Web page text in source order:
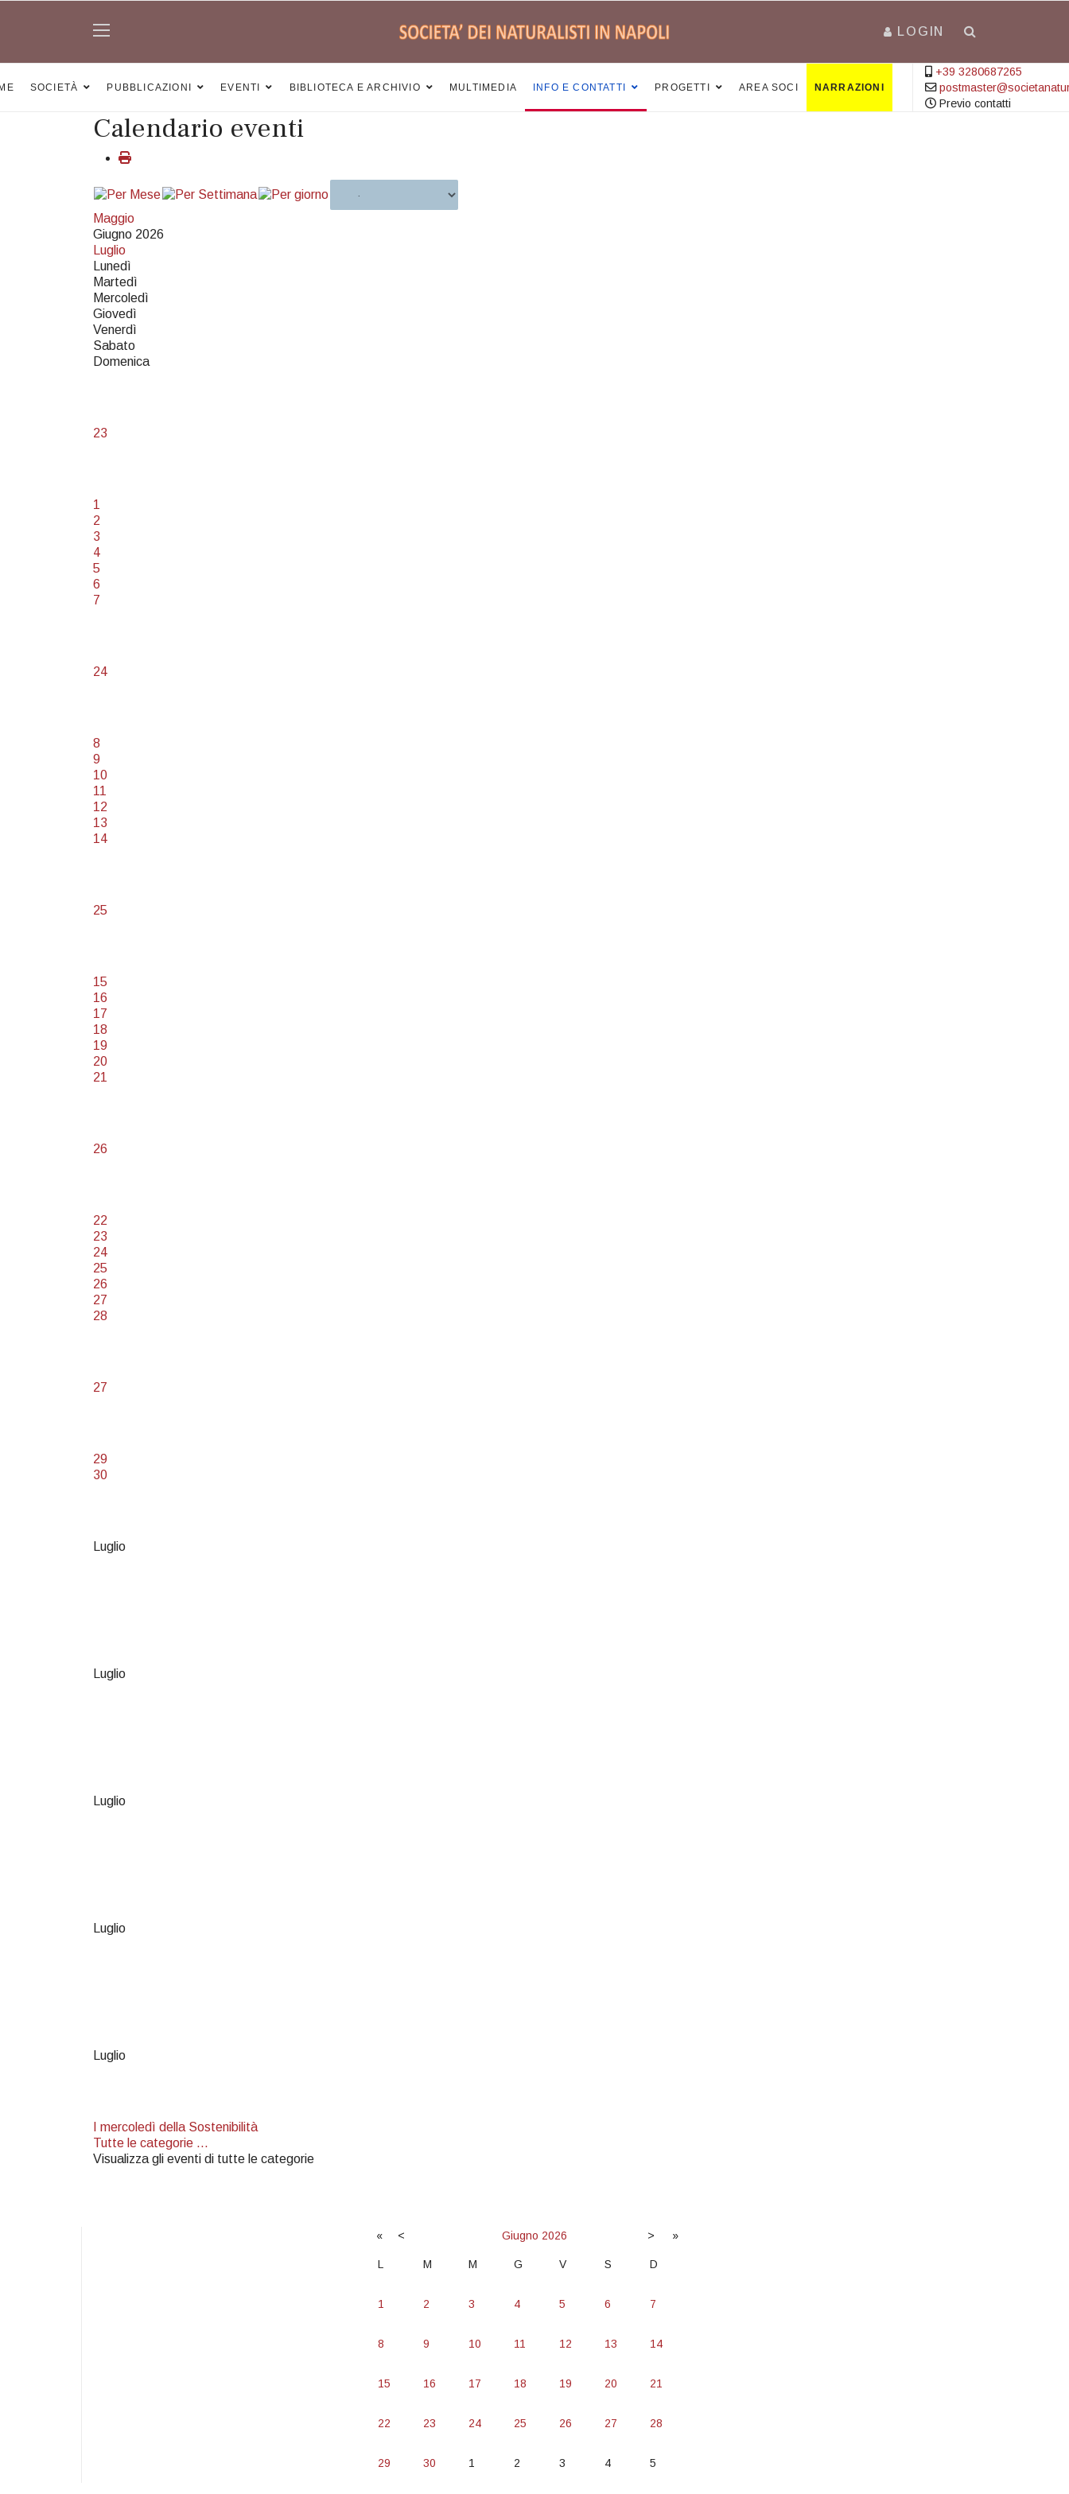
LOGIN
SOCIETÀ PUBBLICAZIONI EVENTI BIBLIOTECA E ARCHIVIO MULTIMEDIA INFO E CONTATTI PROGETTI AREA SOCI NARRAZIONI
+39 3280687265
Previo contatti
Calendario eventi
Maggio
Giugno 2026
Luglio
Lunedì
Martedì
Mercoledì
Giovedì
Venerdì
Sabato
Domenica
23
1
2
3
4
5
6
7
24
8
9
10
11
12
13
14
25
15
16
17
18
19
20
21
26
22
23
24
25
26
27
28
27
29
30
Luglio
Luglio
Luglio
Luglio
Luglio
I mercoledì della Sostenibilità
Tutte le categorie ...
Visualizza gli eventi di tutte le categorie
« < Giugno 2026 > »
L M M G V S D
1 2 3 4 5 6 7
8 9 10 11 12 13 14
15 16 17 18 19 20 21
22 23 24 25 26 27 28
29 30 1 2 3 4 5